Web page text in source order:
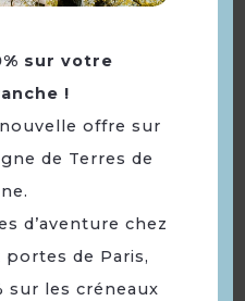
sur votre
!
offre sur
de Terres de
d’aventure chez
portes de Paris,
sur les créneaux